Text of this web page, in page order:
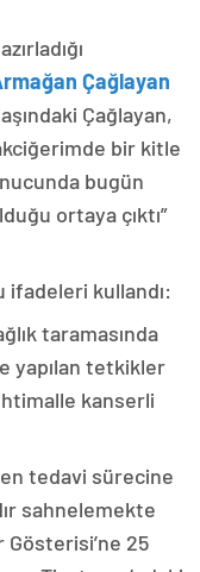
Çağlayan
Çağlayan,
bir kitle
bugün
ortaya çıktı”
ifadeleri kullandı:
taramasında
yapılan tetkikler
kanserli
tedavi sürecine
sahnelemekte
Gösterisi’ne 25